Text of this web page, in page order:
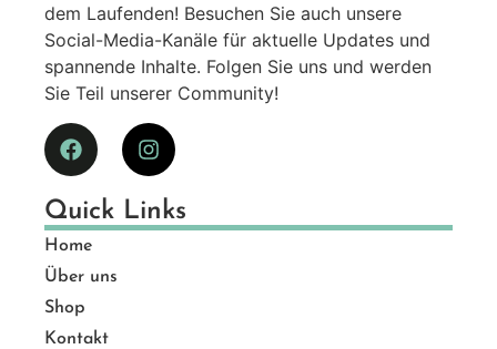
dem Laufenden! Besuchen Sie auch unsere
Social-Media-Kanäle für aktuelle Updates und
spannende Inhalte. Folgen Sie uns und werden
Sie Teil unserer Community!
Quick Links
Home
Über uns
Shop
Kontakt